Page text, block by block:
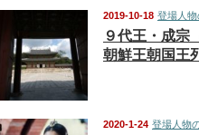
2019-10-18 登場人物
９代王・成宗
朝鮮王朝国王
2020-1-24 登場人物